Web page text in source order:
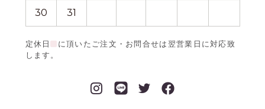
30 31
定休日
に頂いたご注文・お問合せは翌営業日に対応致
します。